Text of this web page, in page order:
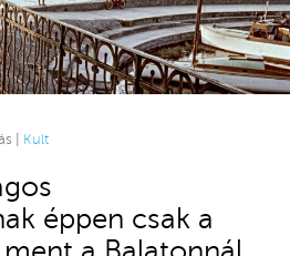
| Kult
éppen csak a